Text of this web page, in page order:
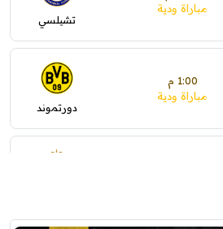
مباراة ودية
تشيلسي
1:00 م
مباراة ودية
دورتموند